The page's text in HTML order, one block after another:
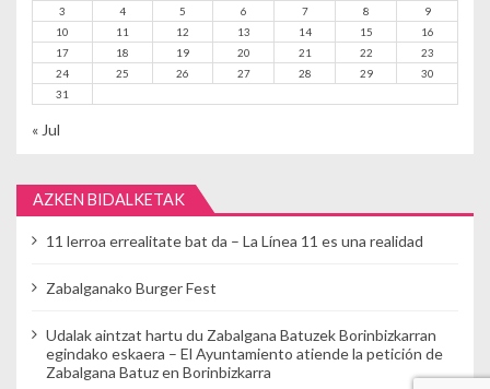
3
4 5 6 7 8
9
10
11 12 13 14 15
16
17
18 19 20 21 22
23
24
25 26 27 28 29
30
31
« Jul
AZKEN BIDALKETAK
11 lerroa errealitate bat da – La Línea 11 es una realidad
Zabalganako Burger Fest
Udalak aintzat hartu du Zabalgana Batuzek Borinbizkarran
egindako eskaera – El Ayuntamiento atiende la petición de
Zabalgana Batuz en Borinbizkarra